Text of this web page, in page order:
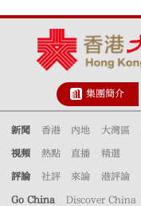
集團簡介
新聞 香港 內地 大灣區
視頻 熱點 直播 精選
評論 社評 來論 港評論
Go China Discover China